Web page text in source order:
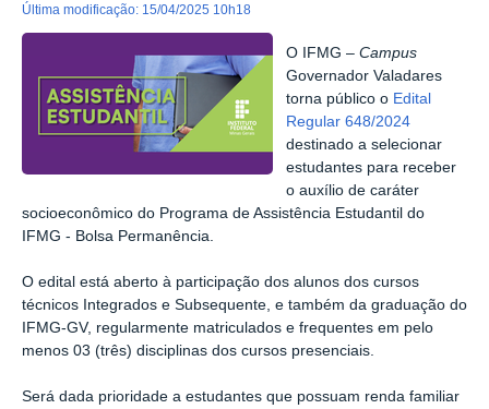
última modificação: 15/04/2025 10h18
O IFMG –Campus
Governador Valadares
torna público o Edital
Regular 648/2024
destinado a selecionar
estudantes para receber
o auxílio de caráter
socioeconômico do Programa de Assistência Estudantil do
IFMG - Bolsa Permanência.
O edital está aberto à participação dos alunos dos cursos
técnicos Integrados e Subsequente, e também da graduação do
IFMG-GV, regularmente matriculados e frequentes em pelo
menos 03 (três) disciplinas dos cursos presenciais.
Será dada prioridade a estudantes que possuam renda familiar